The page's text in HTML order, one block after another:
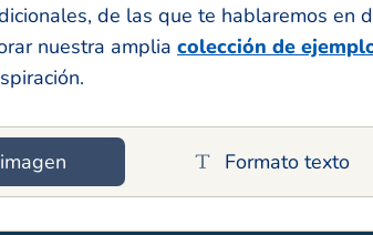
de las que te hablaremos en
nuestra amplia colección de
Formato texto